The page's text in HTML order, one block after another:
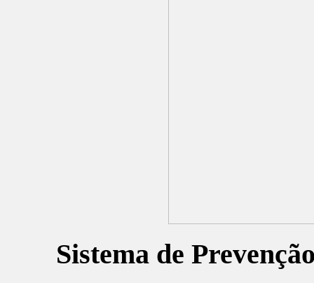
Sistema de